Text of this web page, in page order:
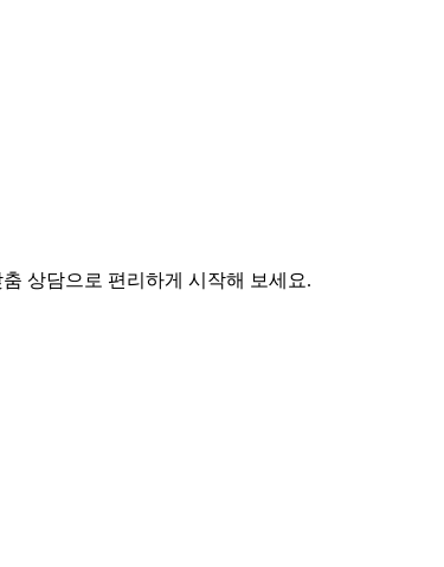
상담으로 편리하게 시작해 보세요.